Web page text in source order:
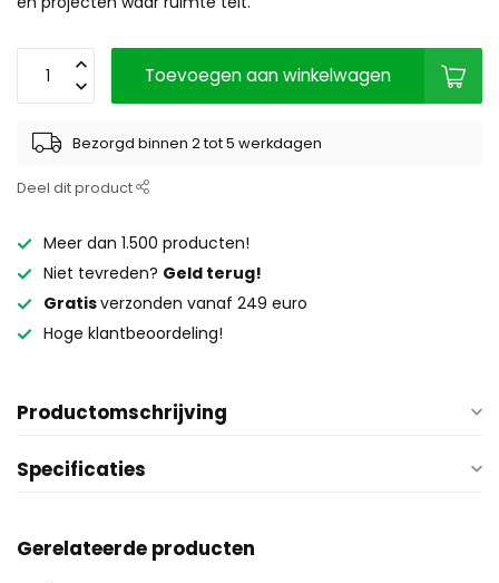
Toevoegen aan winkelwagen
Bezorgd binnen 2 tot 5 werkdagen
Deel dit product
Meer dan 1.500 producten!
Niet tevreden? Geld terug!
Gratisverzonden vanaf 249 euro
Hoge klantbeoordeling!
Productomschrijving
Specificaties
Gerelateerde producten